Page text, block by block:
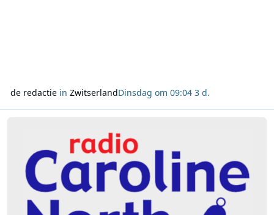
de redactiein ZwitserlandDinsdag om 09:04 3 d.